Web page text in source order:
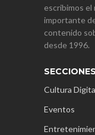
escribimos el
importante
contenido
desde 1996.
Cultura
Eventos